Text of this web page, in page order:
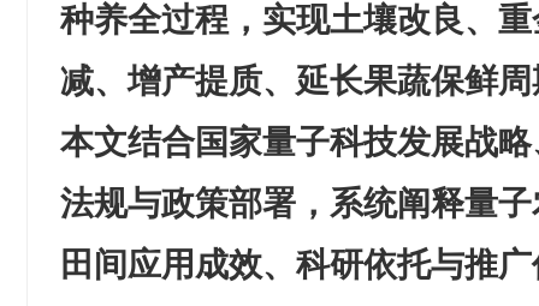
种养全过程，实现土壤改良、
减、增产提质、延长果蔬保鲜
本文结合国家量子科技发展战
法规与政策部署，系统阐释量
田间应用成效、科研依托与推